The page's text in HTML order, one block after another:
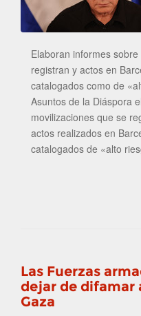
Elaboran informes
registran y actos en
catalogados como de
Asuntos de la Diáspora
movilizaciones que se
actos realizados en
catalogados de «alto
Las Fuerzas
dejar de difamar
Gaza